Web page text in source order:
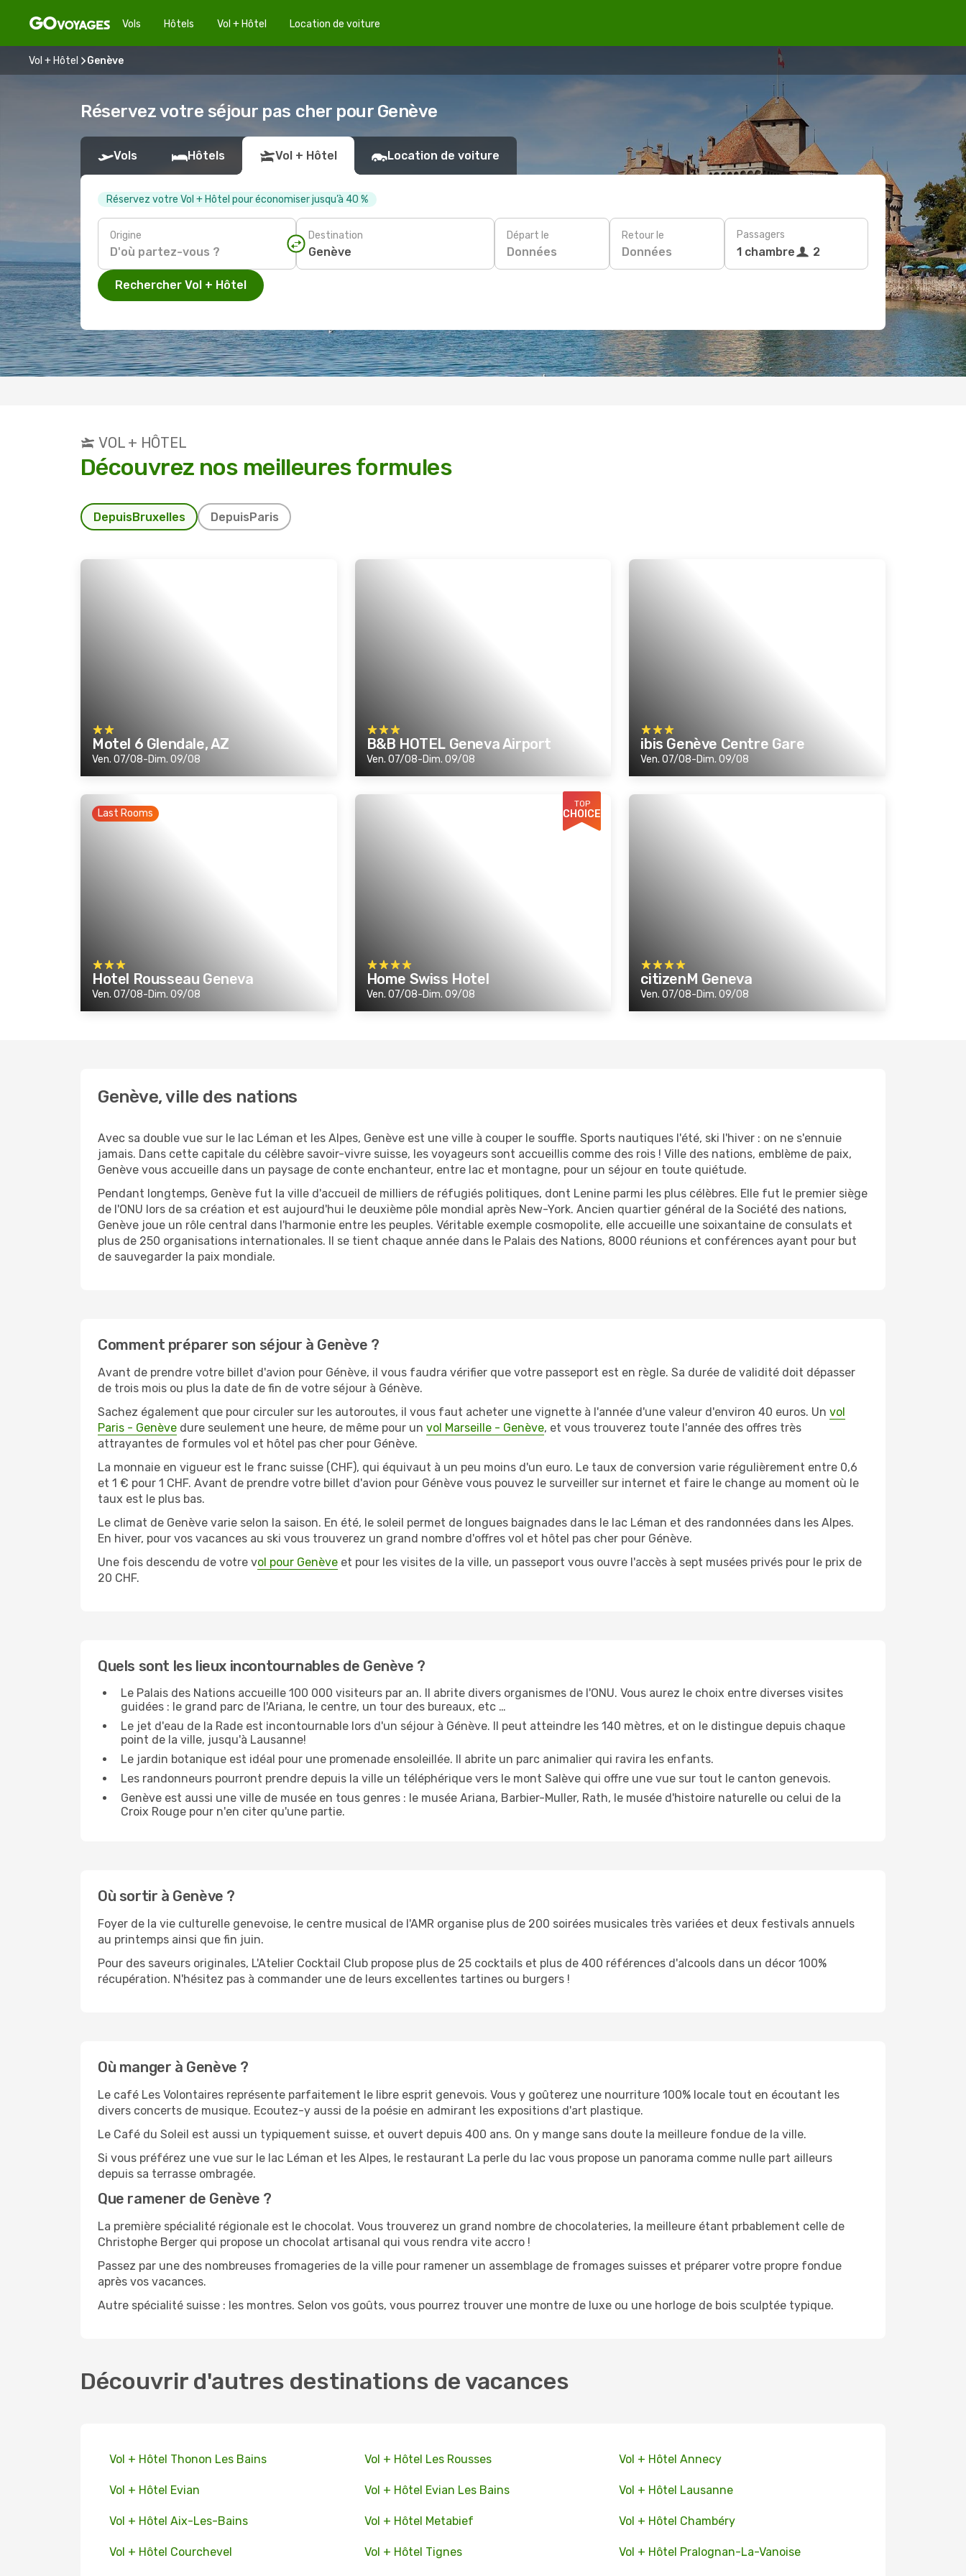
Vols Hôtels Vol + Hôtel Location de voiture
Vol + Hôtel Genève
Réservez votre séjour pas cher pour Genève
Vols Hôtels Vol + Hôtel Location de voiture
Réservez votre Vol + Hôtel pour économiser jusqu’à 40 %
Origine Destination Départ le
Données
Retour le
Données
Passagers
1 chambre 2
Rechercher Vol + Hôtel
VOL + HÔTEL
Découvrez nos meilleures formules
DepuisBruxelles DepuisParis
Motel 6 Glendale, AZ
Ven. 07/08-Dim. 09/08
B&B HOTEL Geneva Airport
Ven. 07/08-Dim. 09/08
ibis Genève Centre Gare
Ven. 07/08-Dim. 09/08
Last Rooms
Hotel Rousseau Geneva
Ven. 07/08-Dim. 09/08
TOP
CHOICE
Home Swiss Hotel
Ven. 07/08-Dim. 09/08
citizenM Geneva
Ven. 07/08-Dim. 09/08
Genève, ville des nations
Avec sa double vue sur le lac Léman et les Alpes, Genève est une ville à couper le souffle. Sports nautiques l'été, ski l'hiver : on ne s'ennuie
jamais. Dans cette capitale du célèbre savoir-vivre suisse, les voyageurs sont accueillis comme des rois ! Ville des nations, emblème de paix,
Genève vous accueille dans un paysage de conte enchanteur, entre lac et montagne, pour un séjour en toute quiétude.
Pendant longtemps, Genève fut la ville d'accueil de milliers de réfugiés politiques, dont Lenine parmi les plus célèbres. Elle fut le premier siège
de l'ONU lors de sa création et est aujourd'hui le deuxième pôle mondial après New-York. Ancien quartier général de la Société des nations,
Genève joue un rôle central dans l'harmonie entre les peuples. Véritable exemple cosmopolite, elle accueille une soixantaine de consulats et
plus de 250 organisations internationales. Il se tient chaque année dans le Palais des Nations, 8000 réunions et conférences ayant pour but
de sauvegarder la paix mondiale.
Comment préparer son séjour à Genève ?
Avant de prendre votre billet d'avion pour Génève, il vous faudra vérifier que votre passeport est en règle. Sa durée de validité doit dépasser
de trois mois ou plus la date de fin de votre séjour à Génève.
Sachez également que pour circuler sur les autoroutes, il vous faut acheter une vignette à l'année d'une valeur d'environ 40 euros. Un vol
Paris - Genève dure seulement une heure, de même pour un vol Marseille - Genève, et vous trouverez toute l'année des offres très
attrayantes de formules vol et hôtel pas cher pour Génève.
La monnaie en vigueur est le franc suisse (CHF), qui équivaut à un peu moins d'un euro. Le taux de conversion varie régulièrement entre 0,6
et 1 € pour 1 CHF. Avant de prendre votre billet d'avion pour Génève vous pouvez le surveiller sur internet et faire le change au moment où le
taux est le plus bas.
Le climat de Genève varie selon la saison. En été, le soleil permet de longues baignades dans le lac Léman et des randonnées dans les Alpes.
En hiver, pour vos vacances au ski vous trouverez un grand nombre d'offres vol et hôtel pas cher pour Génève.
Une fois descendu de votre vol pour Genève et pour les visites de la ville, un passeport vous ouvre l'accès à sept musées privés pour le prix de
20 CHF.
Quels sont les lieux incontournables de Genève ?
Le Palais des Nations accueille 100 000 visiteurs par an. Il abrite divers organismes de l'ONU. Vous aurez le choix entre diverses visites
guidées : le grand parc de l'Ariana, le centre, un tour des bureaux, etc …
Le jet d'eau de la Rade est incontournable lors d'un séjour à Génève. Il peut atteindre les 140 mètres, et on le distingue depuis chaque
point de la ville, jusqu'à Lausanne!
Le jardin botanique est idéal pour une promenade ensoleillée. Il abrite un parc animalier qui ravira les enfants.
Les randonneurs pourront prendre depuis la ville un téléphérique vers le mont Salève qui offre une vue sur tout le canton genevois.
Genève est aussi une ville de musée en tous genres : le musée Ariana, Barbier-Muller, Rath, le musée d'histoire naturelle ou celui de la
Croix Rouge pour n'en citer qu'une partie.
Où sortir à Genève ?
Foyer de la vie culturelle genevoise, le centre musical de l'AMR organise plus de 200 soirées musicales très variées et deux festivals annuels
au printemps ainsi que fin juin.
Pour des saveurs originales, L'Atelier Cocktail Club propose plus de 25 cocktails et plus de 400 références d'alcools dans un décor 100%
récupération. N'hésitez pas à commander une de leurs excellentes tartines ou burgers !
Où manger à Genève ?
Le café Les Volontaires représente parfaitement le libre esprit genevois. Vous y goûterez une nourriture 100% locale tout en écoutant les
divers concerts de musique. Ecoutez-y aussi de la poésie en admirant les expositions d'art plastique.
Le Café du Soleil est aussi un typiquement suisse, et ouvert depuis 400 ans. On y mange sans doute la meilleure fondue de la ville.
Si vous préférez une vue sur le lac Léman et les Alpes, le restaurant La perle du lac vous propose un panorama comme nulle part ailleurs
depuis sa terrasse ombragée.
Que ramener de Genève ?
La première spécialité régionale est le chocolat. Vous trouverez un grand nombre de chocolateries, la meilleure étant prbablement celle de
Christophe Berger qui propose un chocolat artisanal qui vous rendra vite accro !
Passez par une des nombreuses fromageries de la ville pour ramener un assemblage de fromages suisses et préparer votre propre fondue
après vos vacances.
Autre spécialité suisse : les montres. Selon vos goûts, vous pourrez trouver une montre de luxe ou une horloge de bois sculptée typique.
Découvrir d'autres destinations de vacances
Vol + Hôtel Thonon Les Bains Vol + Hôtel Les Rousses Vol + Hôtel Annecy
Vol + Hôtel Evian Vol + Hôtel Evian Les Bains Vol + Hôtel Lausanne
Vol + Hôtel Aix-Les-Bains Vol + Hôtel Metabief Vol + Hôtel Chambéry
Vol + Hôtel Courchevel Vol + Hôtel Tignes Vol + Hôtel Pralognan-La-Vanoise